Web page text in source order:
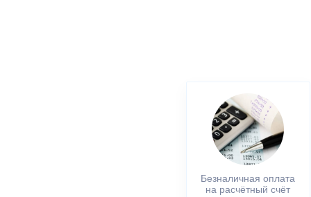
Безналичная оплата
на расчётный счёт